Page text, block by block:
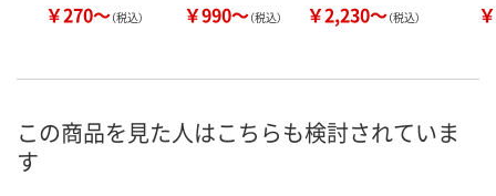
￥270～（税込） ￥990～（税込） ￥2,230～（税込）
この商品を見た人はこちらも検討されていま
す